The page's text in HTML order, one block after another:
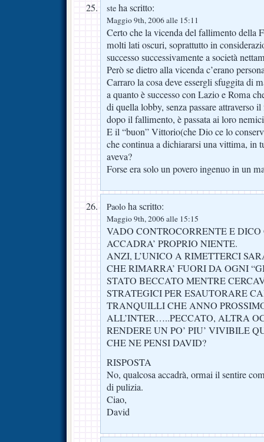
ste ha scritto:
Maggio 9th, 2006 alle 15:11
Certo che la vicenda del fallimento della
molti lati oscuri, soprattutto in
successo successivamente a società
Però se dietro alla vicenda c’erano
Carraro la cosa deve essergli sfuggita di
a quanto è successo con Lazio e Roma
di quella lobby, senza passare attraverso
dopo il fallimento, è passata ai loro
E il “buon” Vittorio(che Dio ce lo
che continua a dichiararsi una vittima, in
aveva?
Forse era solo un povero ingenuo in un
Paolo ha scritto:
Maggio 9th, 2006 alle 15:15
VADO CONTROCORRENTE E
ACCADRA’ PROPRIO NIENTE.
ANZI, L’UNICO A RIMETTERCI
CHE RIMARRA’ FUORI DA OGNI
STATO BECCATO MENTRE
STRATEGICI PER ESAUTORARE
TRANQUILLI CHE ANNO
ALL’INTER…..PECCATO, ALTRA
RENDERE UN PO’ PIU’ VIVIBILE
CHE NE PENSI DAVID?
RISPOSTA
No, qualcosa accadrà, ormai il sentire
di pulizia.
Ciao,
David